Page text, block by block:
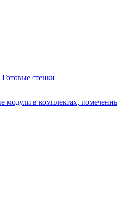
Готовые стенки
модули в комплектах,